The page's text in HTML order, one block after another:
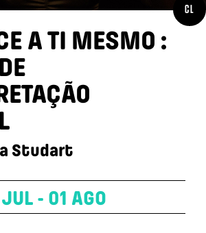
CL
A TI MESMO :
Studart
- 01 AGO